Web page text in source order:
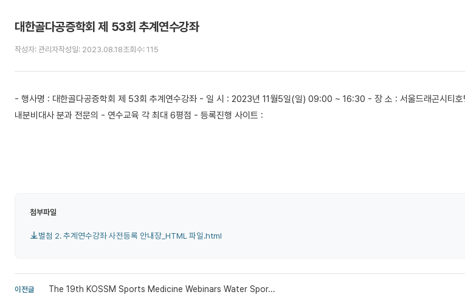
대한골다공증학회 제 53회 추계연수강좌
작성자: 관리자작성일: 2023.08.18조회수: 115
- 행사명 : 대한골다공증학회 제 53회 추계연수강좌 - 일 시 : 2023년 11월5일(일) 09:00 ~ 16:30 - 장 소 : 서울드래곤시티
내분비대사 분과 전문의 - 연수교육 각 최대 6평점 - 등록진행 사이트 :
첨부파일
별첨 2. 추계연수강좌 사전등록 안내장_HTML 파일.html
이전글 The 19th KOSSM Sports Medicine Webinars Water Spor...